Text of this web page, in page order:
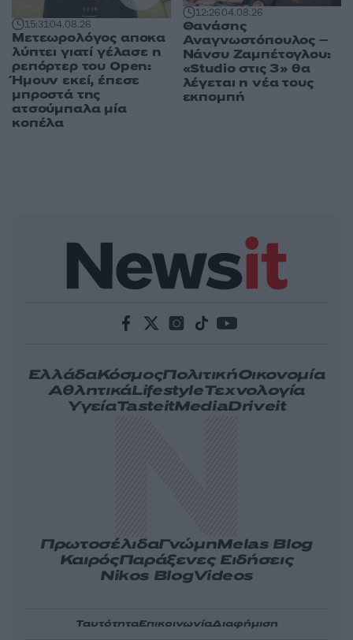
15:3104.08.26
Μετεωρολόγος αποκα
λύπτει γιατί γέλασε η
ρεπόρτερ του Open:
Ήμουν εκεί, έπεσε
μπροστά της
ατσούμπαλα μία
κοπέλα
12:2604.08.26
Θανάσης
Αναγνωστόπουλος –
Νάνσυ Ζαμπέτογλου:
«Studio στις 3» θα
λέγεται η νέα τους
εκπομπή
ΕλλάδαΚόσμοςΠολιτικήΟικονομία
ΑθλητικάLifestyleΤεχνολογία
ΥγείαTasteitMediaDriveit
ΠρωτοσέλιδαΓνώμηMelas Blog
ΚαιρόςΠαράξενες Ειδήσεις
Nikos BlogVideos
ΤαυτότηταΕπικοινωνίαΔιαφήμιση